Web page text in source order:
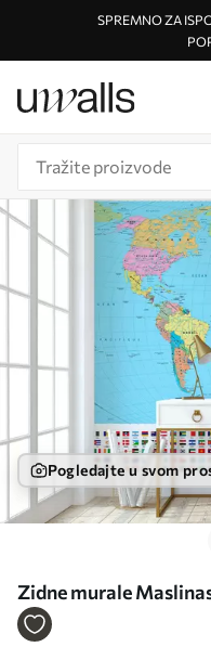
SPREMNO ZA
Pogledajte u svom
Zidne murale
svijeta sa